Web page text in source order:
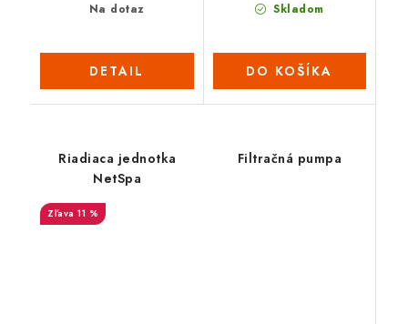
Na dotaz
DETAIL
Skladom
DO KOŠÍKA
Riadiaca jednotka
NetSpa
11 %
Filtračná pumpa